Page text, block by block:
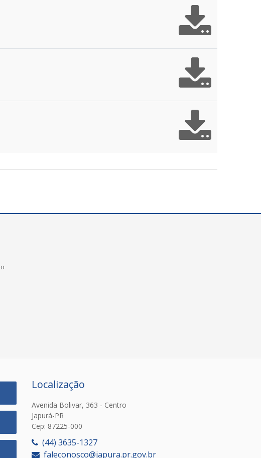
Localização
Avenida Bolivar, 363 - Centro
Japurá-PR
Cep: 87225-000
(44) 3635-1327
faleconosco@japura.pr.gov.br